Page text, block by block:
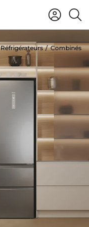
Réfrigérateurs Combinés